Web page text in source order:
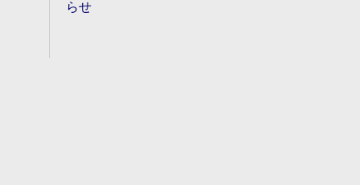
らせ